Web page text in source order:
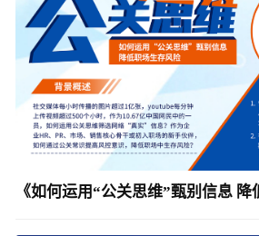
《如何运用“公关思维”甄别信息 降